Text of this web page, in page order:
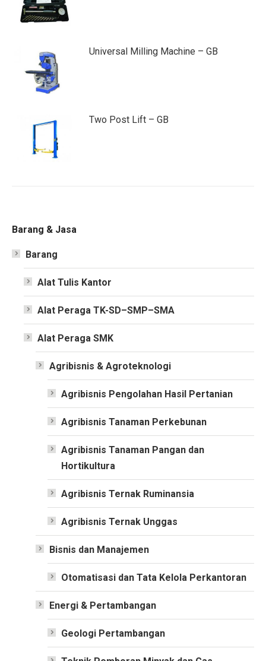
Universal Milling Machine – GB
Two Post Lift – GB
Barang & Jasa
Barang
Alat Tulis Kantor
Alat Peraga TK-SD–SMP–SMA
Alat Peraga SMK
Agribisnis & Agroteknologi
Agribisnis Pengolahan Hasil Pertanian
Agribisnis Tanaman Perkebunan
Agribisnis Tanaman Pangan dan
Hortikultura
Agribisnis Ternak Ruminansia
Agribisnis Ternak Unggas
Bisnis dan Manajemen
Otomatisasi dan Tata Kelola Perkantoran
Energi & Pertambangan
Geologi Pertambangan